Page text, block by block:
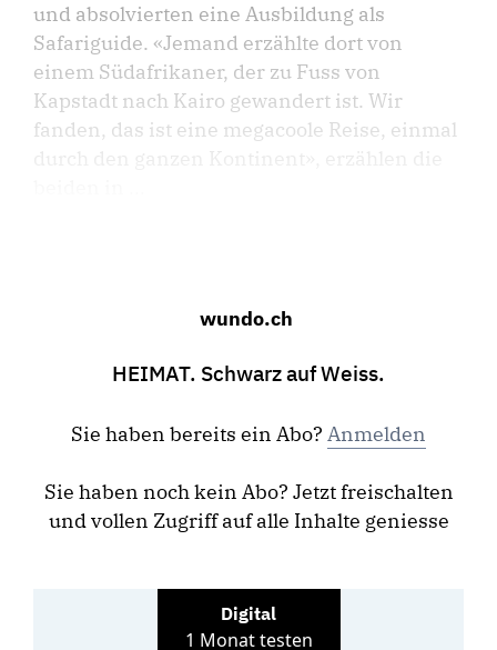
und absolvierten eine Ausbildung als
Safariguide. «Jemand erzählte dort von
einem Südafrikaner, der zu Fuss von
Kapstadt nach Kairo gewandert ist. Wir
fanden, das ist eine megacoole Reise, einmal
wundo.ch
HEIMAT. Schwarz auf Weiss.
Sie haben bereits ein Abo? Anmelden
Sie haben noch kein Abo? Jetzt freischalten
und vollen Zugriff auf alle Inhalte geniesse
Digital
1 Monat testen